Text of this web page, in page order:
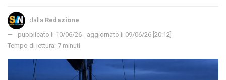
dalla Redazione
pubblicato il 10/06/26 - aggiornato il 09/06/26 [20:12]
Tempo di lettura: 7 minuti